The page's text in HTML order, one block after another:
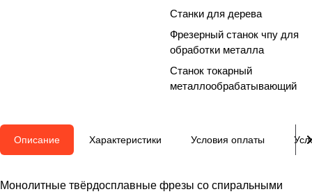
Станки для дерева
Фрезерный станок чпу для
обработки металла
Станок токарный
металлообрабатывающий
Описание Характеристики Условия оплаты
Монолитные твёрдосплавные фрезы со спиральными